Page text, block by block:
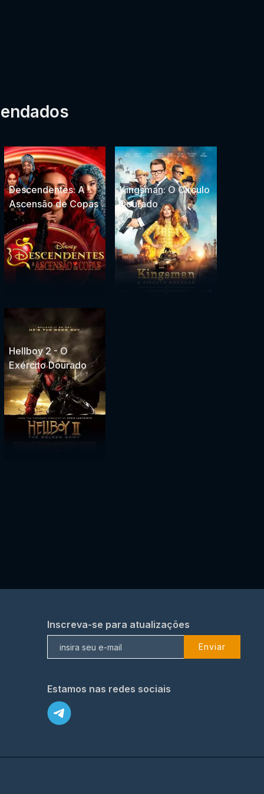
Descendentes: A
Ascensão de Copas
Kingsman: O Círculo
Dourado
Hellboy 2 - O
Exército Dourado
Inscreva-se para atualizações
Enviar
Estamos nas redes sociais